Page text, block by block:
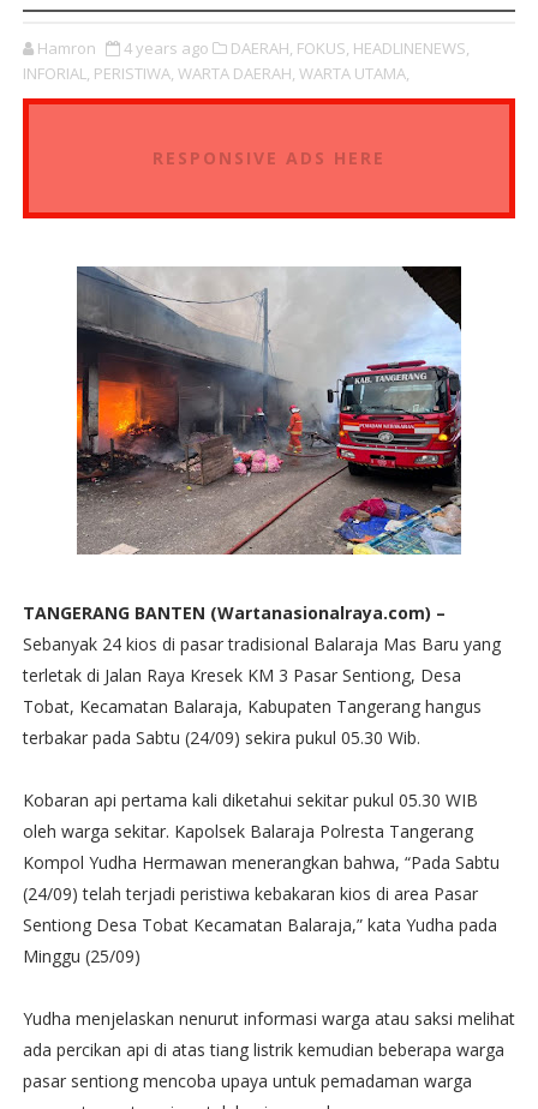
Hamron 4 years ago DAERAH, FOKUS, HEADLINENEWS,
INFORIAL, PERISTIWA, WARTA DAERAH, WARTA UTAMA,
RESPONSIVE ADS HERE
TANGERANG BANTEN (Wartanasionalraya.com) –
Sebanyak 24 kios di pasar tradisional Balaraja Mas Baru yang
terletak di Jalan Raya Kresek KM 3 Pasar Sentiong, Desa
Tobat, Kecamatan Balaraja, Kabupaten Tangerang hangus
terbakar pada Sabtu (24/09) sekira pukul 05.30 Wib.
Kobaran api pertama kali diketahui sekitar pukul 05.30 WIB
oleh warga sekitar. Kapolsek Balaraja Polresta Tangerang
Kompol Yudha Hermawan menerangkan bahwa, “Pada Sabtu
(24/09) telah terjadi peristiwa kebakaran kios di area Pasar
Sentiong Desa Tobat Kecamatan Balaraja,” kata Yudha pada
Minggu (25/09)
Yudha menjelaskan nenurut informasi warga atau saksi melihat
ada percikan api di atas tiang listrik kemudian beberapa warga
pasar sentiong mencoba upaya untuk pemadaman warga